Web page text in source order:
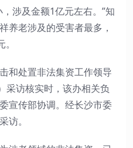
涉及金额1亿元左右。”知
养老涉及的受害者最多，
和处置非法集资工作领导
采访核实时，该办相关负
宣传部协调。经长沙市委
访。